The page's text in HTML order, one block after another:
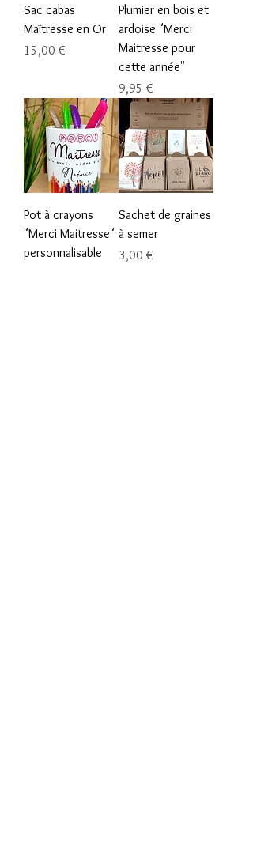
Sac cabas
Maîtresse en Or
Prix
15,00 €
Plumier en bois et
ardoise "Merci
Maitresse pour
cette année"
Prix
9,95 €
Pot à crayons
"Merci Maitresse"
personnalisable
Sachet de graines
à semer
Prix
3,00 €